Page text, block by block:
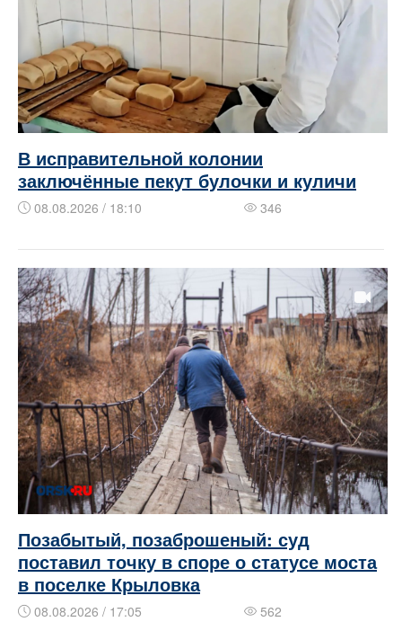
В исправительной колонии
заключённые пекут булочки и куличи
08.08.2026 / 18:10 346
Позабытый, позаброшеный: суд
поставил точку в споре о статусе моста
в поселке Крыловка
08.08.2026 / 17:05 562